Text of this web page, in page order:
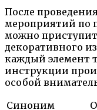
После
мероприятий по
можно
декоративного
каждый элемент
инструкции
особой
Синоним